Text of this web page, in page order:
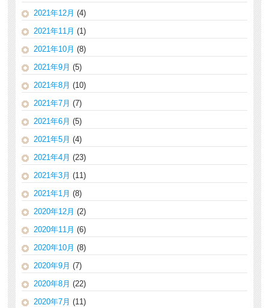
2021年12月 (4)
2021年11月 (1)
2021年10月 (8)
2021年9月 (5)
2021年8月 (10)
2021年7月 (7)
2021年6月 (5)
2021年5月 (4)
2021年4月 (23)
2021年3月 (11)
2021年1月 (8)
2020年12月 (2)
2020年11月 (6)
2020年10月 (8)
2020年9月 (7)
2020年8月 (22)
2020年7月 (11)